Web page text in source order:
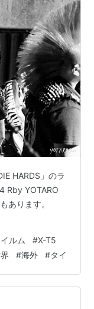
HARDS」のラ
Rby YOTARO
あります。
ルム #X-T5
#海外 #タイ